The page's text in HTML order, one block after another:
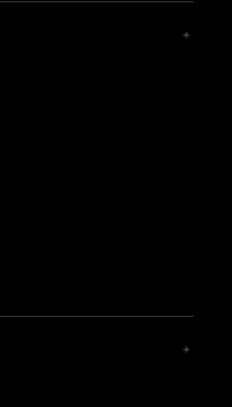
＋
＋